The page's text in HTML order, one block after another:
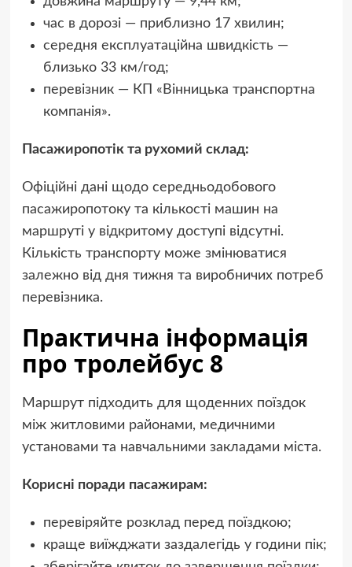
час в дорозі — приблизно 17 хвилин;
середня експлуатаційна швидкість —
близько 33 км/год;
перевізник — КП «Вінницька транспортна
компанія».
Пасажиропотік та рухомий склад:
Офіційні дані щодо середньодобового
пасажиропотоку та кількості машин на
маршруті у відкритому доступі відсутні.
Кількість транспорту може змінюватися
залежно від дня тижня та виробничих потреб
перевізника.
Практична інформація
про тролейбус 8
Маршрут підходить для щоденних поїздок
між житловими районами, медичними
установами та навчальними закладами міста.
Корисні поради пасажирам:
перевіряйте розклад перед поїздкою;
краще виїжджати заздалегідь у години пік;